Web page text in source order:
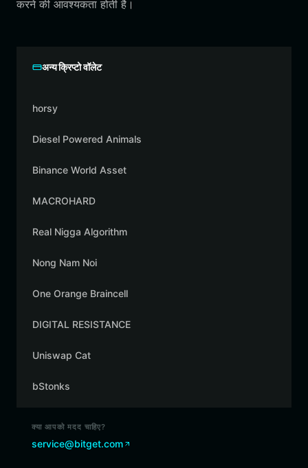
करने की आवश्यकता होती है।
अन्य क्रिप्टो वॉलेट
horsy
Diesel Powered Animals
Binance World Asset
MACROHARD
Real Nigga Algorithm
Nong Nam Noi
One Orange Braincell
DIGITAL RESISTANCE
Uniswap Cat
bStonks
क्या आपको मदद चाहिए?
service@bitget.com